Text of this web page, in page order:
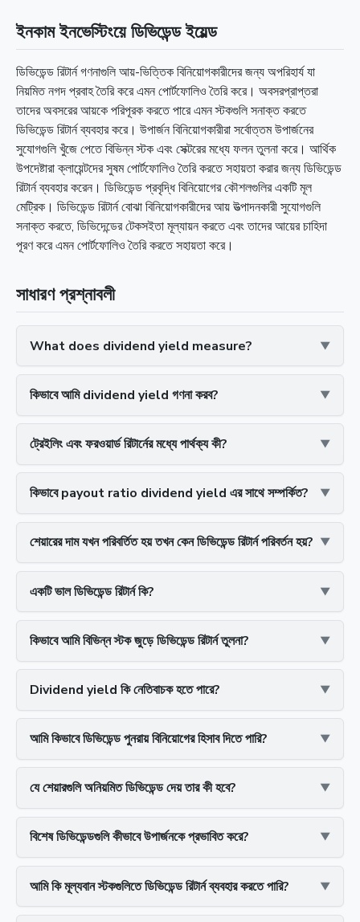
ইনকাম ইনভেস্টিংয়ে ডিভিডেন্ড ইয়েল্ড
ডিভিডেন্ড রিটার্ন গণনাগুলি আয়-ভিত্তিক বিনিয়োগকারীদের জন্য অপরিহার্য যা
নিয়মিত নগদ প্রবাহ তৈরি করে এমন পোর্টফোলিও তৈরি করে। অবসরপ্রাপ্তরা
তাদের অবসরের আয়কে পরিপূরক করতে পারে এমন স্টকগুলি সনাক্ত করতে
ডিভিডেন্ড রিটার্ন ব্যবহার করে। উপার্জন বিনিয়োগকারীরা সর্বোত্তম উপার্জনের
সুযোগগুলি খুঁজে পেতে বিভিন্ন স্টক এবং সেক্টরের মধ্যে ফলন তুলনা করে। আর্থিক
উপদেষ্টারা ক্লায়েন্টদের সুষম পোর্টফোলিও তৈরি করতে সহায়তা করার জন্য ডিভিডেন্ড
রিটার্ন ব্যবহার করেন। ডিভিডেন্ড প্রবৃদ্ধি বিনিয়োগের কৌশলগুলির একটি মূল
মেট্রিক। ডিভিডেন্ড রিটার্ন বোঝা বিনিয়োগকারীদের আয় উত্পাদনকারী সুযোগগুলি
সনাক্ত করতে, ডিভিদেন্ডের টেকসইতা মূল্যায়ন করতে এবং তাদের আয়ের চাহিদা
পূরণ করে এমন পোর্টফোলিও তৈরি করতে সহায়তা করে।
সাধারণ প্রশ্নাবলী
What does dividend yield measure?
কিভাবে আমি dividend yield গণনা করব?
ট্রেইলিং এবং ফরওয়ার্ড রিটার্নের মধ্যে পার্থক্য কী?
কিভাবে payout ratio dividend yield এর সাথে সম্পর্কিত?
শেয়ারের দাম যখন পরিবর্তিত হয় তখন কেন ডিভিডেন্ড রিটার্ন পরিবর্তন হয়?
একটি ভাল ডিভিডেন্ড রিটার্ন কি?
কিভাবে আমি বিভিন্ন স্টক জুড়ে ডিভিডেন্ড রিটার্ন তুলনা?
Dividend yield কি নেতিবাচক হতে পারে?
আমি কিভাবে ডিভিডেন্ড পুনরায় বিনিয়োগের হিসাব দিতে পারি?
যে শেয়ারগুলি অনিয়মিত ডিভিডেন্ড দেয় তার কী হবে?
বিশেষ ডিভিডেন্ডগুলি কীভাবে উপার্জনকে প্রভাবিত করে?
আমি কি মূল্যবান স্টকগুলিতে ডিভিডেন্ড রিটার্ন ব্যবহার করতে পারি?